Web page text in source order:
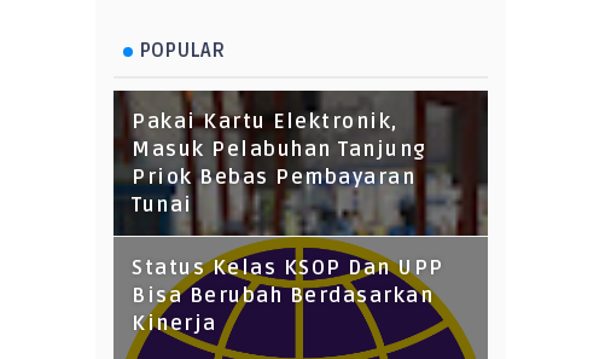
POPULAR
Pakai Kartu Elektronik,
Masuk Pelabuhan Tanjung
Priok Bebas Pembayaran
Tunai
Status Kelas KSOP Dan UPP
Bisa Berubah Berdasarkan
Kinerja